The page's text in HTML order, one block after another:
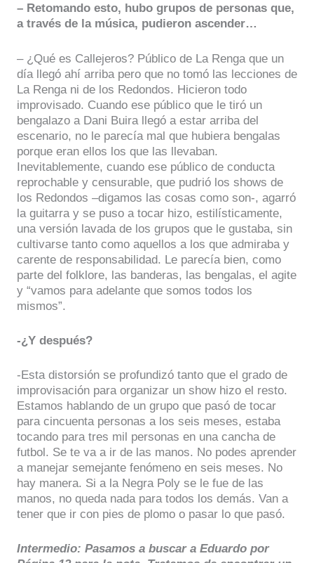
– Retomando esto, hubo grupos de personas que,
a través de la música, pudieron ascender…
– ¿Qué es Callejeros? Público de La Renga que un
día llegó ahí arriba pero que no tomó las lecciones de
La Renga ni de los Redondos. Hicieron todo
improvisado. Cuando ese público que le tiró un
bengalazo a Dani Buira llegó a estar arriba del
escenario, no le parecía mal que hubiera bengalas
porque eran ellos los que las llevaban.
Inevitablemente, cuando ese público de conducta
reprochable y censurable, que pudrió los shows de
los Redondos –digamos las cosas como son-, agarró
la guitarra y se puso a tocar hizo, estilísticamente,
una versión lavada de los grupos que le gustaba, sin
cultivarse tanto como aquellos a los que admiraba y
carente de responsabilidad. Le parecía bien, como
parte del folklore, las banderas, las bengalas, el agite
y “vamos para adelante que somos todos los
mismos”.
-¿Y después?
-Esta distorsión se profundizó tanto que el grado de
improvisación para organizar un show hizo el resto.
Estamos hablando de un grupo que pasó de tocar
para cincuenta personas a los seis meses, estaba
tocando para tres mil personas en una cancha de
futbol. Se te va a ir de las manos. No podes aprender
a manejar semejante fenómeno en seis meses. No
hay manera. Si a la Negra Poly se le fue de las
manos, no queda nada para todos los demás. Van a
tener que ir con pies de plomo o pasar lo que pasó.
Intermedio: Pasamos a buscar a Eduardo por